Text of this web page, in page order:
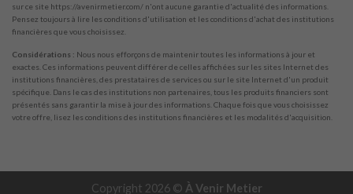
sur ce site https://avenirmetier.com/ n'ont aucune garantie d'actualité des informations.
Pensez toujours à lire les conditions d'utilisation et les conditions d'achat des institutions
financières que vous choisissez.
Considérations : Nous nous efforçons de maintenir toutes les informations à jour et
exactes. Ces informations peuvent différer de celles affichées sur les sites Internet des
institutions financières, des prestataires de services ou sur le site Internet d'un produit
spécifique. Dans le cas des institutions non partenaires, tous les produits financiers sont
présentés sans garantir la mise à jour des informations. Chaque fois que vous choisissez
votre offre, lisez les conditions des institutions financières et les modalités d'acquisition.
Copyright 2026 © À Venir Metier